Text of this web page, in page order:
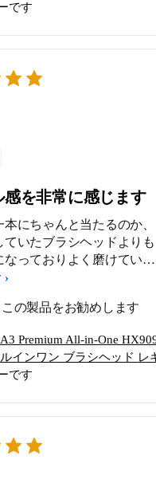
です
感を非常に感じます
にちゃんと当たるのか、
ていたブラシヘッドよりも
なっておりよく磨けている
す。 また、歯茎が腫れ
、このブラシヘッドを使う
助かっています。 今ま
トサイズを使用していたの
いかなと思っていました
の製品をお勧めします
A3 Premium All-in-One
インワン ブラシヘッド レ
です